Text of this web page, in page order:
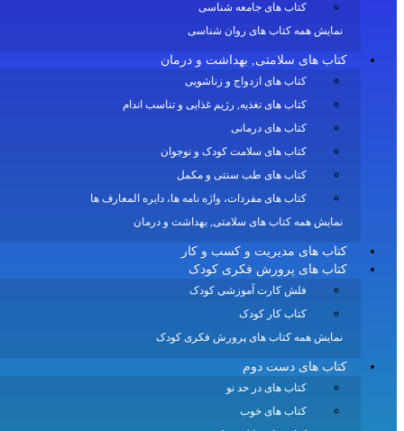
کتاب های جامعه شناسی
نمایش همه کتاب های روان شناسی
کتاب های سلامتی, بهداشت و درمان
کتاب های ازدواج و زناشویی
کتاب های تغذیه, رژیم غذایی و تناسب اندام
کتاب های درمانی
کتاب های سلامت کودک و نوجوان
کتاب های طب سنتی و مکمل
کتاب های مفردات، واژه نامه ها، دایره المعارف ها
نمایش همه کتاب های سلامتی, بهداشت و درمان
کتاب های مدیریت و کسب و کار
کتاب های پرورش فکری کودک
فلش کارت آموزشی کودک
کتاب کار کودک
نمایش همه کتاب های پرورش فکری کودک
کتاب های دست دوم
کتاب های در حد نو
کتاب های خوب